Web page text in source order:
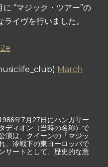
“マジック・ツアー”の
イヴを行いました。
March
年7月27日にハンガリー
ディオン（当時の名称）で
演は、クイーンの「マジッ
、冷戦下の東ヨーロッパで
サートとして、歴史的な意